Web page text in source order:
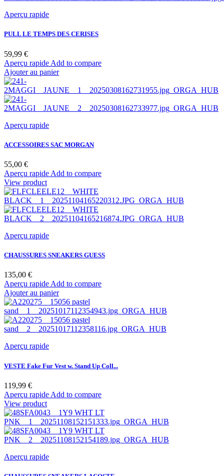
Aperçu rapide
PULL LE TEMPS DES CERISES
Prix
59,99 €
Aperçu rapide Add to compare
Ajouter au panier
Aperçu rapide
ACCESSOIRES SAC MORGAN
Prix
55,00 €
Aperçu rapide Add to compare
View product
Aperçu rapide
CHAUSSURES SNEAKERS GUESS
Prix
135,00 €
Aperçu rapide Add to compare
Ajouter au panier
Aperçu rapide
VESTE Fake Fur Vest w. Stand Up Coll...
Prix
119,99 €
Aperçu rapide Add to compare
View product
Aperçu rapide